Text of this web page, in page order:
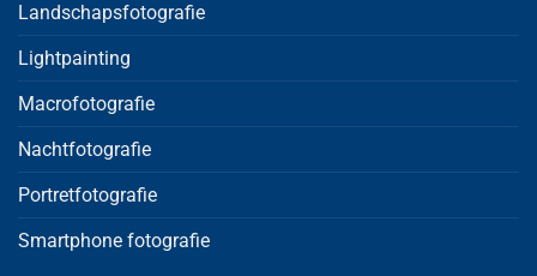
Landschapsfotografie
Lightpainting
Macrofotografie
Nachtfotografie
Portretfotografie
Smartphone fotografie